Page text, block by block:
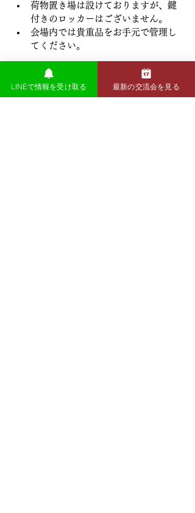
荷物置き場は設けておりますが、鍵
付きのロッカーはございません。
会場内では貴重品をお手元で管理し
てください。
LINEで情報を受け取る 最新の交流会を見る